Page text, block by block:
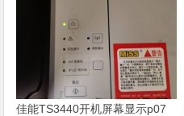
佳能TS3440开机屏幕显示p07